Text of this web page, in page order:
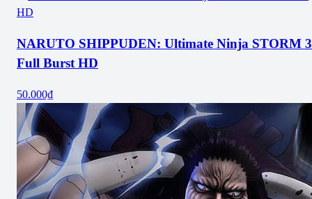
NARUTO SHIPPUDEN: Ultimate Ninja STORM 3
Full Burst HD
50.000₫